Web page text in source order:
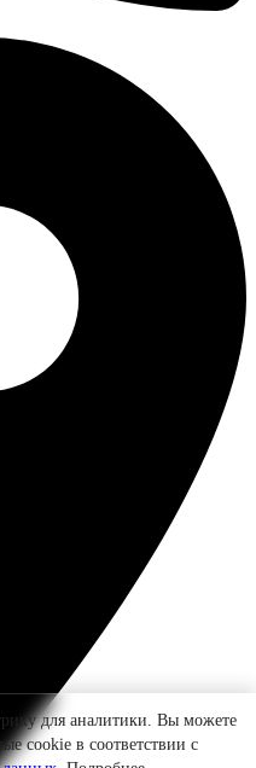
для аналитики. Вы можете
cookie в соответствии с